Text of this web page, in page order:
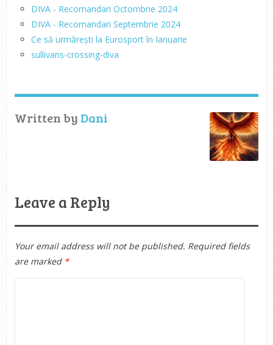
DIVA - Recomandari Octombrie 2024
DIVA - Recomandari Septembrie 2024
Ce să urmărești la Eurosport în Ianuarie
sullivans-crossing-diva
Written by Dani
Leave a Reply
Your email address will not be published. Required fields
are marked *